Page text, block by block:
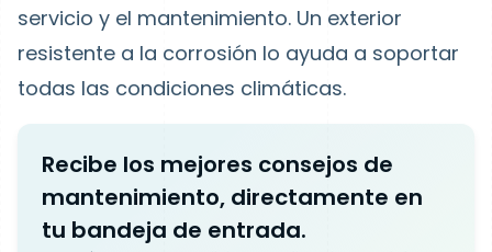
servicio y el mantenimiento. Un exterior
resistente a la corrosión lo ayuda a soportar
todas las condiciones climáticas.
Recibe los mejores consejos de
mantenimiento, directamente en
tu bandeja de entrada.